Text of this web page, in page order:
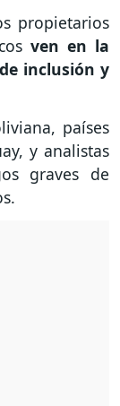
propietarios
ven en la
inclusión y
países
y analistas
graves de